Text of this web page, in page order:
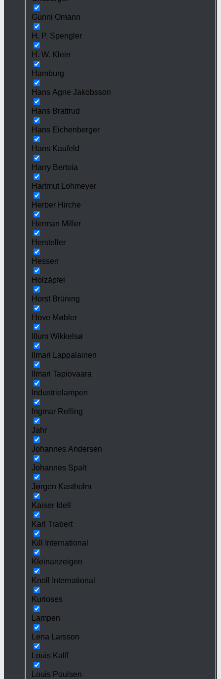
Gunni Omann
H. P. Spengler
H. W. Klein
Hamburg
Hans Agne Jakobsson
Hans Brattrud
Hans Eichenberger
Hans Kaufeld
Harry Bertoia
Hartmut Lohmeyer
Herber Hirche
Herman Miller
Hersteller
Hessen
Holzäpfel
Horst Brüning
Hove Møbler
Illum Wikkelsø
Ilmari Lappalainen
Ilmari Tapiovaara
Industrielampen
Ingmar Relling
Jahr
Johannes Andersen
Johannes Spalt
Jørgen Kastholm
Kaiser Idell
Karl Trabert
Kill International
Kleinanzeigen
Knoll International
Kurioses
Lampen
Lena Larsson
Louis Kalff
Louis Poulsen